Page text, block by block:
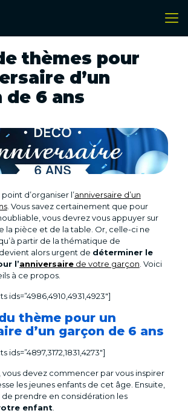
thèmes pour
d’un
de 6 ans
d’organiser l’anniversaire d’un
. Vous savez certainement que pour
vous devrez vous appuyer sur
la pièce et de la table. Or, celle-ci ne
partir de la thématique de
alors urgent de déterminer le
l’anniversairede votre garçon. Voici
à ce propos.
ids=”4986,4910,4931,4923″]
thème pour un
d’un garçon de 6 ans
vous devez commencer par vous inspirer
les jeunes enfants de cet âge. Ensuite,
de prendre en considération les
enfant.